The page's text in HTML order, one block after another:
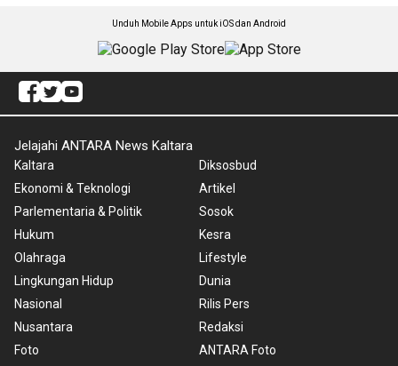
Unduh Mobile Apps untuk iOS dan Android
Jelajahi ANTARA News Kaltara
Kaltara
Ekonomi & Teknologi
Parlementaria & Politik
Hukum
Olahraga
Lingkungan Hidup
Nasional
Nusantara
Foto
Diksosbud
Artikel
Sosok
Kesra
Lifestyle
Dunia
Rilis Pers
Redaksi
ANTARA Foto